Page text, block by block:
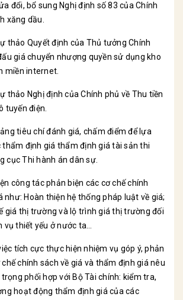
bổ sung Nghị định số 83 của Chính
xăng dầu.
Quyết định của Thủ tưởng Chính
giá chuyển nhượng quyền sử dụng kho
miền internet.
Nghị định của Chính phủ về Thu tiền
tuyến điện.
chí đánh giá, chấm điểm để lựa
thẩm định giá thẩm định giá tài sản thi
cục Thi hành án dân sự.
tác phản biện các cơ chế chính
như: Hoàn thiện hệ thống pháp luật về giá;
giá thị trường và lộ trình giá thị trường đối
vụ thiết yếu ở nước ta…
cực thực hiện nhiệm vụ góp ý, phản
chính sách về giá và thẩm định giá nêu
phối hợp với Bộ Tài chính: kiểm tra,
hoạt động thẩm định giá của các